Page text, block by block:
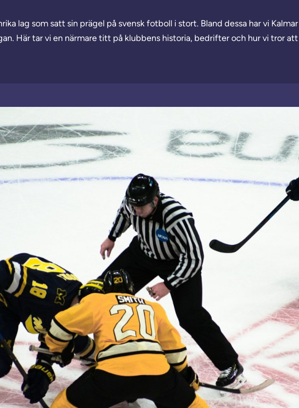
lag som satt sin prägel på svensk fotboll i stort. Bland dessa har vi
Här tar vi en närmare titt på klubbens historia, bedrifter och hur vi tror